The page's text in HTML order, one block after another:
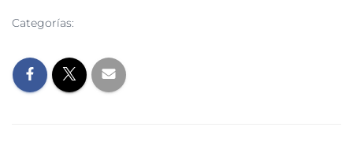
Categorías: